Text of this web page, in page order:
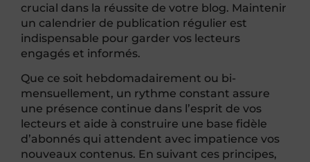
crucial dans la réussite de votre blog. Maintenir
un calendrier de publication régulier est
indispensable pour garder vos lecteurs
engagés et informés.
Que ce soit hebdomadairement ou bi-
mensuellement, un rythme constant assure
une présence continue dans l’esprit de vos
lecteurs et aide à construire une base fidèle
d’abonnés qui attendent avec impatience vos
nouveaux contenus. En suivant ces principes,